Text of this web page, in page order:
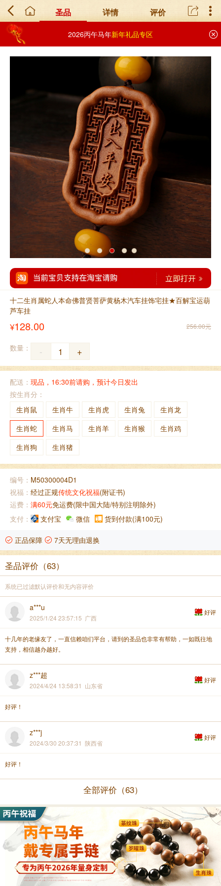
圣品 详情 评价
2026丙午马年新年礼品专区
十二生肖属蛇人本命佛普贤菩萨黄杨木汽车挂饰宅挂★百解宝运葫
芦车挂
¥128.00 256.00元
数量： - +
配送： 现品，16:30前请购，预计今日发出
按生肖分：
生肖鼠
生肖牛 生肖虎 生肖兔
生肖龙
生肖蛇
生肖马 生肖羊 生肖猴
生肖鸡
生肖狗
生肖猪
编号： M50300004D1
祝福： 经过正规传统文化祝福(附证书)
运费： 满60元免运费(限中国大陆/特别注明除外)
支付：
支付宝 微信 货到付款(满100元)
正品保障 7天无理由退换
圣品评价（63）
系统已过滤默认评价和无内容评价
a***u
2025/1/24 23:57:15 广西
好评
十几年的老缘友了，一直信赖咱们平台，请到的圣品也非常有帮助，一如既往地
支持，相信越办越好。
z***超
2024/4/24 13:58:31 山东省
好评
好评！
z***j
2024/3/30 20:37:31 陕西省
好评
好评！
全部评价（63）